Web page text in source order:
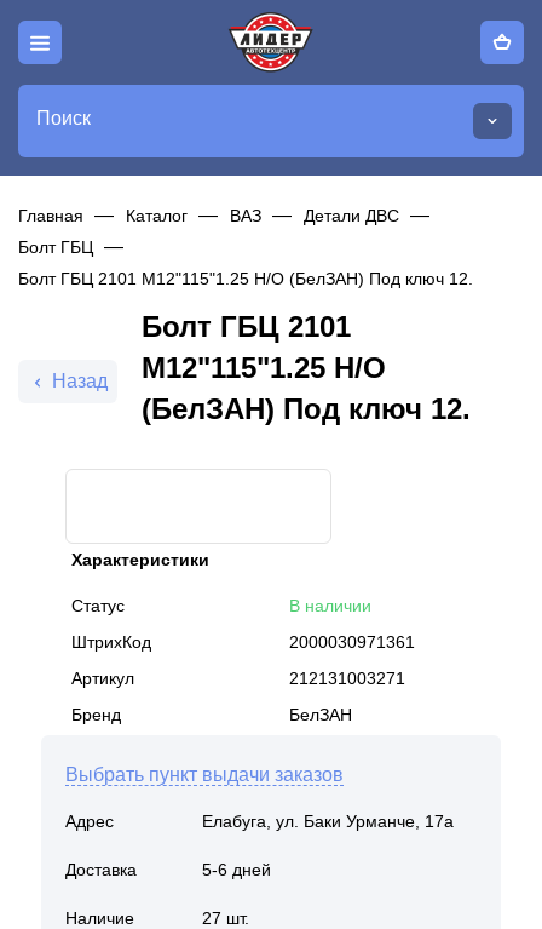
Поиск
Главная Каталог ВАЗ
Детали ДВС
Болт ГБЦ
Болт ГБЦ 2101 М12"115"1.25 Н/О (БелЗАН) Под ключ 12.
Назад
Болт ГБЦ 2101
М12"115"1.25 Н/О
(БелЗАН) Под ключ 12.
Характеристики
Статус
В наличии
ШтрихКод
2000030971361
Артикул
212131003271
Бренд
БелЗАН
Выбрать пункт выдачи заказов
Адрес Елабуга, ул. Баки Урманче, 17а
Доставка 5-6 дней
Наличие 27 шт.